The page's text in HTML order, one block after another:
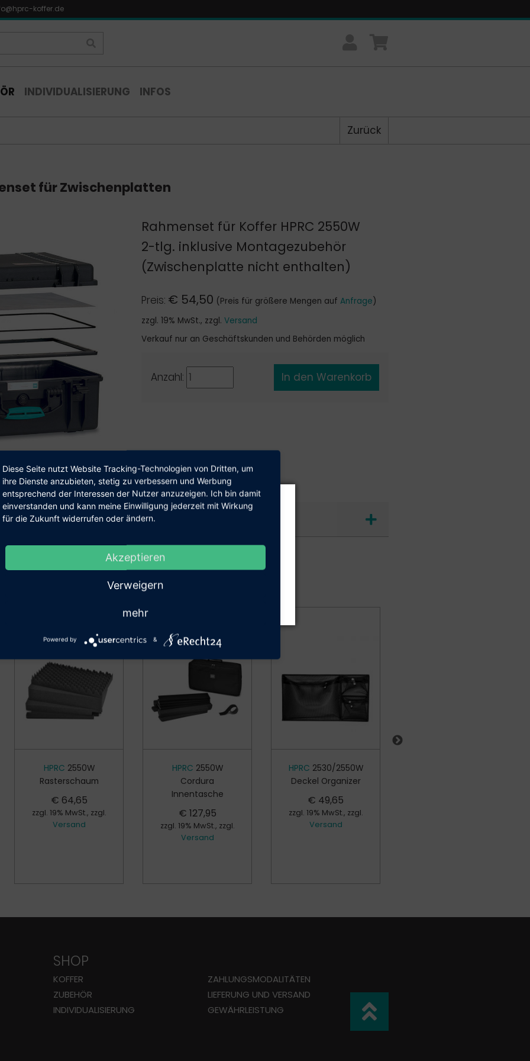
koffer.de
INDIVIDUALISIERUNG INFOS
Zurück
für Zwischenplatten
Rahmenset für Koffer HPRC 2550W
2-tlg. inklusive Montagezubehör
(Zwischenplatte nicht enthalten)
Preis: € 54,50 (Preis für größere Mengen auf Anfrage)
zzgl. 19% MwSt., zzgl. Versand
Verkauf nur an Geschäftskunden und Behörden möglich
Anzahl:
Details (inkl. Video)
HPRC 2550W
Rasterschaum
€ 64,65
zzgl. 19% MwSt., zzgl.
Versand
HPRC 2550W
Cordura
Innentasche
€ 127,95
zzgl. 19% MwSt., zzgl.
Versand
HPRC 2530/2550W
Deckel Organizer
€ 49,65
zzgl. 19% MwSt., zzgl.
Versand
Shop beliefert aus­schließ­lich Geschäfts­kunden.
oder als Behörde einkaufe.
SHOP
KOFFER
ZUBEHÖR
INDIVIDUALISIERUNG
ZAHLUNGS­MODALITÄTEN
LIEFERUNG UND VERSAND
GEWÄHRLEISTUNG
Diese Seite nutzt Website Tracking-Technologien von Dritten, um
ihre Dienste anzubieten, stetig zu verbessern und Werbung
entsprechend der Interessen der Nutzer anzuzeigen. Ich bin damit
einverstanden und kann meine Einwilligung jederzeit mit Wirkung
für die Zukunft widerrufen oder ändern.
Akzeptieren
Verweigern
mehr
Powered by &